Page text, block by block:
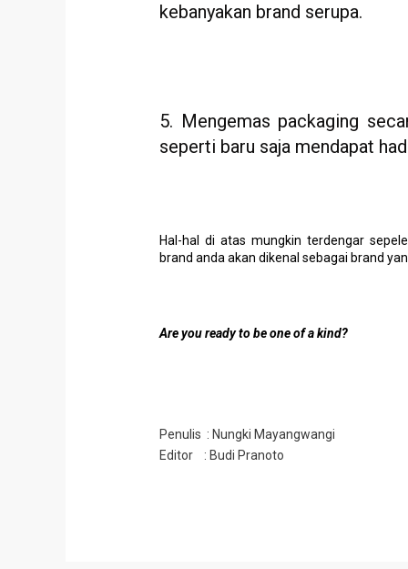
kebanyakan brand serupa.
5. Mengemas packaging
seperti baru saja mendapat
Hal-hal di atas mungkin terdengar
brand anda akan dikenal sebagai brand
Are you ready to be one of a kind?
Penulis : Nungki Mayangwangi
Editor : Budi Pranoto